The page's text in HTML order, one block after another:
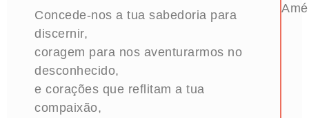
Concede-nos a tua sabedoria para
discernir,
coragem para nos aventurarmos no
desconhecido,
e corações que reflitam a tua
compaixão,